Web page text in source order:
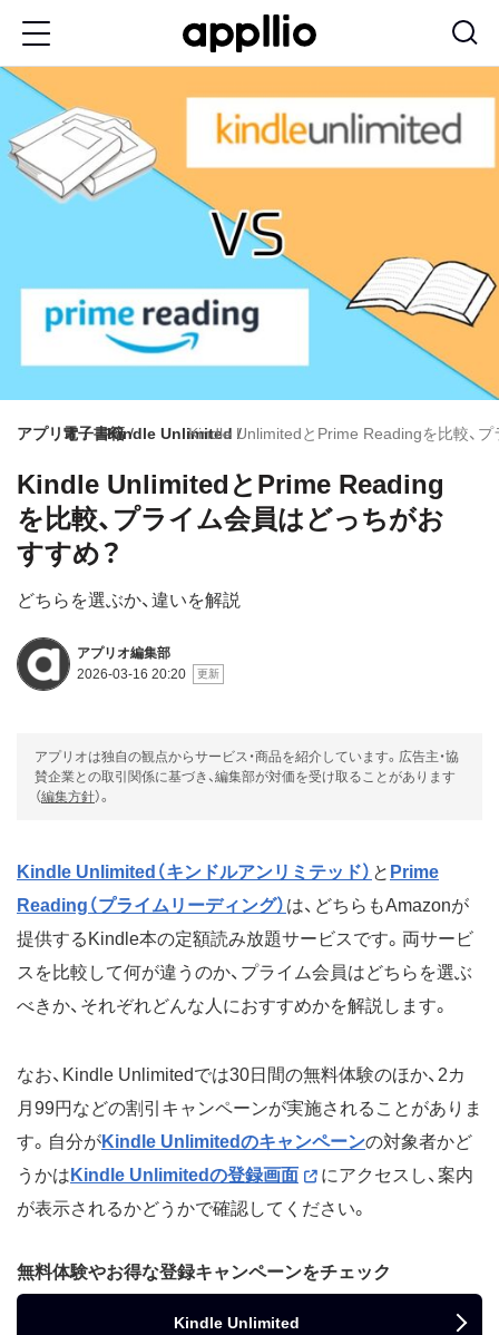
ン
ン
アプリオ電子書籍Kindle UnlimitedKindle UnlimitedとPrime Readingを比較、
Kindle UnlimitedとPrime Reading
を比較、プライム会員はどっちがお
すすめ？
どちらを選ぶか、違いを解説
アプリオ編集部
2026-03-16 20:20
アプリオは独自の観点からサービス・商品を紹介しています。広告主・協
賛企業との取引関係に基づき、編集部が対価を受け取ることがあります
（編集方針）。
Kindle Unlimited（キンドルアンリミテッド） と Prime
Reading（プライムリーディング） は、どちらもAmazonが
提供するKindle本の定額読み放題サービスです。両サービ
スを比較して何が違うのか、プライム会員はどちらを選ぶ
べきか、それぞれどんな人におすすめかを解説します。
なお、Kindle Unlimitedでは30日間の無料体験のほか、2カ
月99円などの割引キャンペーンが実施されることがありま
す。自分がKindle Unlimitedのキャンペーンの対象者かど
うかは Kindle Unlimitedの登録画面
にアクセスし、案内
が表示されるかどうかで確認してください。
無料体験やお得な登録キャンペーンをチェック
Kindle Unlimited